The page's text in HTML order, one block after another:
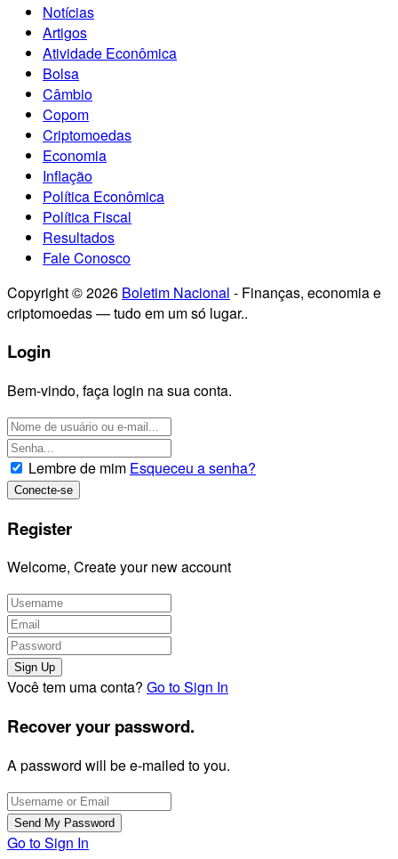
Notícias
Artigos
Atividade Econômica
Bolsa
Câmbio
Copom
Criptomoedas
Economia
Inflação
Política Econômica
Política Fiscal
Resultados
Fale Conosco
Copyright © 2026 Boletim Nacional - Finanças, economia e
criptomoedas — tudo em um só lugar..
Login
Bem-vindo, faça login na sua conta.
Lembre de mim Esqueceu a senha?
Register
Welcome, Create your new account
Você tem uma conta? Go to Sign In
Recover your password.
A password will be e-mailed to you.
Go to Sign In